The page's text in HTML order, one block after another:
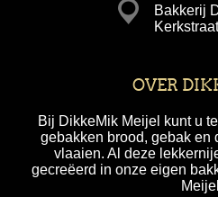
Bakkerij
OVER
Bij DikkeMik Meijel kunt u
gebakken brood, gebak en
vlaaien. Al deze
gecreëerd in onze eigen